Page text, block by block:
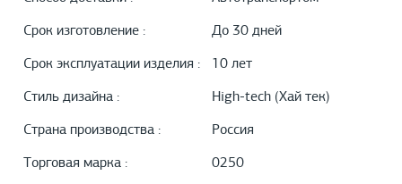
Срок изготовление : До 30 дней
Срок эксплуатации изделия : 10 лет
Стиль дизайна : High-tech (Хай тек)
Страна производства : Россия
Торговая марка : 0250